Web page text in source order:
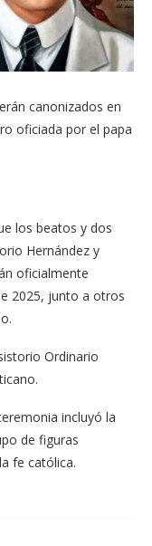
canonizados en
oficiada por el papa
los beatos y dos
Hernández y
oficialmente
2025, junto a otros
Ordinario
incluyó la
de figuras
fe católica.